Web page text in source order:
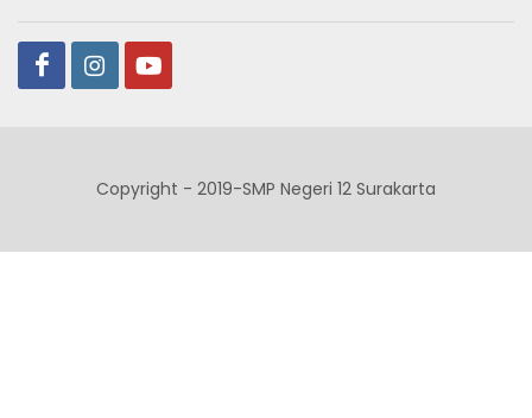
Copyright - 2019-SMP Negeri 12 Surakarta